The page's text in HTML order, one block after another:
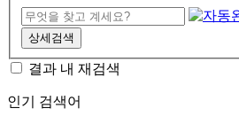
상세검색
결과 내 재검색
인기 검색어